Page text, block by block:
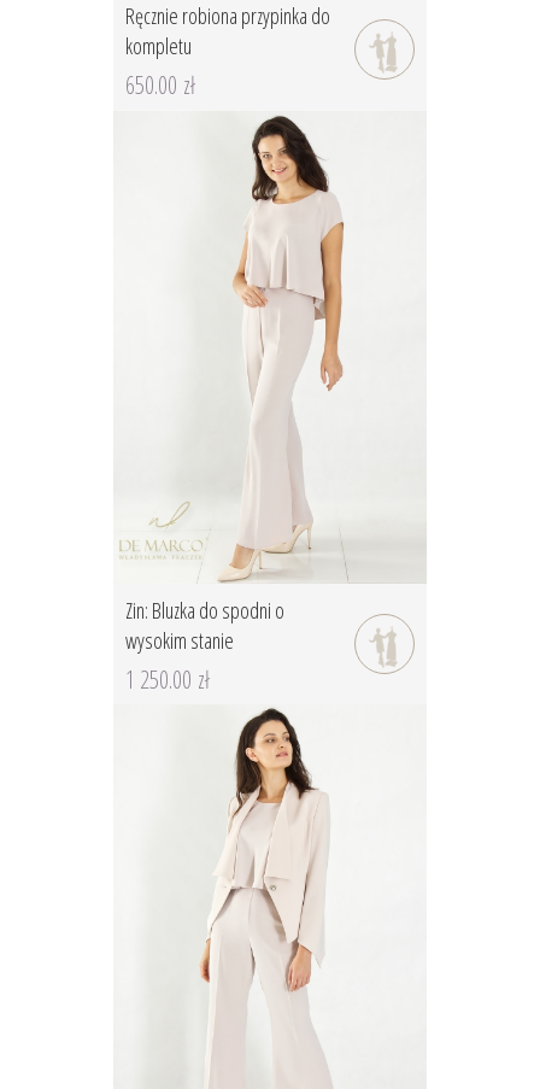
Ręcznie robiona przypinka do
kompletu
650.00 zł
Zin: Bluzka do spodni o
wysokim stanie
1 250.00 zł